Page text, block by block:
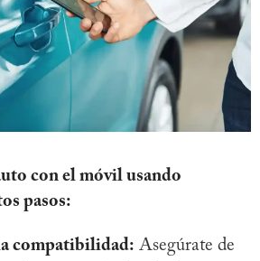
con el móvil usando
pasos:
compatibilidad: Asegúrate de